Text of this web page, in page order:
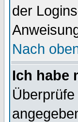
der
Nach
Ich habe